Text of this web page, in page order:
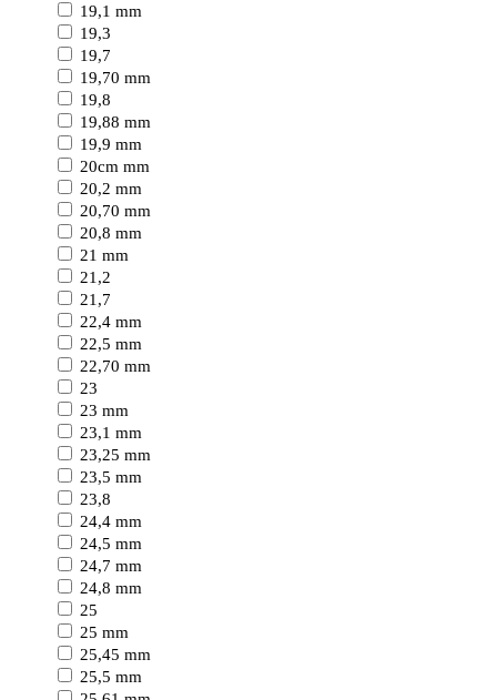
19,1 mm
19,3
19,7
19,70 mm
19,8
19,88 mm
19,9 mm
20cm mm
20,2 mm
20,70 mm
20,8 mm
21 mm
21,2
21,7
22,4 mm
22,5 mm
22,70 mm
23
23 mm
23,1 mm
23,25 mm
23,5 mm
23,8
24,4 mm
24,5 mm
24,7 mm
24,8 mm
25
25 mm
25,45 mm
25,5 mm